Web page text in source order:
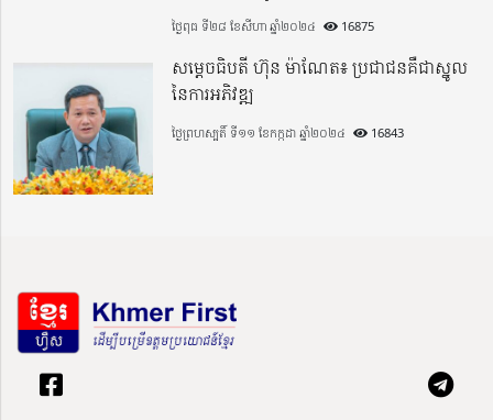
ថ្ងៃពុធ ទី២៨ ខែសីហា ឆ្នាំ២០២៤ 16875
សម្តេចធិបតី ហ៊ុន ម៉ាណែត៖ ប្រជាជនគឺជាស្នូល
នៃការអភិវឌ្ឍ
ថ្ងៃព្រហស្បតិ៍ ទី១១ ខែកក្កដា ឆ្នាំ២០២៤ 16843